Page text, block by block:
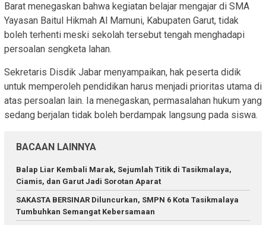
Barat menegaskan bahwa kegiatan belajar mengajar di SMA
Yayasan Baitul Hikmah Al Mamuni, Kabupaten Garut, tidak
boleh terhenti meski sekolah tersebut tengah menghadapi
persoalan sengketa lahan.
Sekretaris Disdik Jabar menyampaikan, hak peserta didik
untuk memperoleh pendidikan harus menjadi prioritas utama di
atas persoalan lain. Ia menegaskan, permasalahan hukum yang
sedang berjalan tidak boleh berdampak langsung pada siswa.
BACAAN LAINNYA
Balap Liar Kembali Marak, Sejumlah Titik di Tasikmalaya,
Ciamis, dan Garut Jadi Sorotan Aparat
SAKASTA BERSINAR Diluncurkan, SMPN 6 Kota Tasikmalaya
Tumbuhkan Semangat Kebersamaan